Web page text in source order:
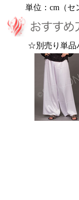
単位：cm（セ
☆別売り単品